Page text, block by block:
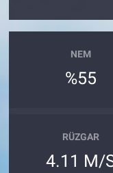
NEM
%55
RÜZGAR
4.11 M/